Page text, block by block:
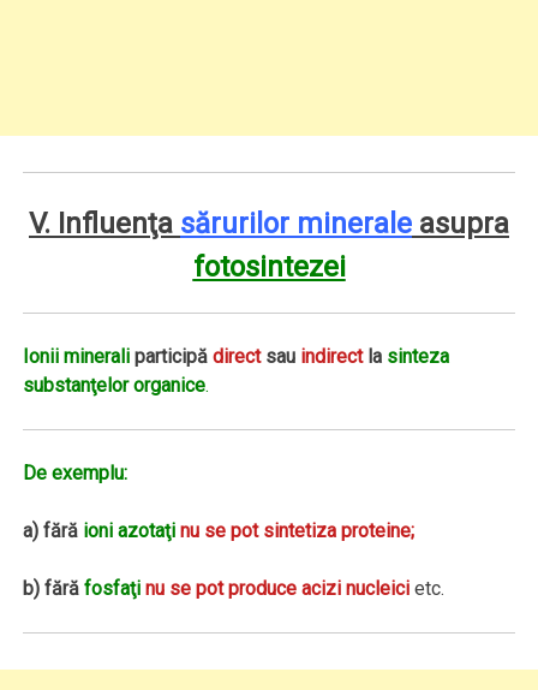
V. Influenţa sărurilor minerale asupra
fotosintezei
Ionii minerali participădirectsau indirectla sinteza
substanţelor organice.
De exemplu:
a) fără ioni azotaţi nu se pot sintetiza proteine;
b) fără fosfaţi nu se pot produce acizi nucleici etc.